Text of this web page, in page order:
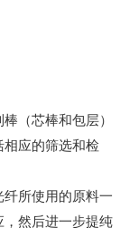
（芯棒和包层）
应的筛选和检
所使用的原料一
然后进一步提纯